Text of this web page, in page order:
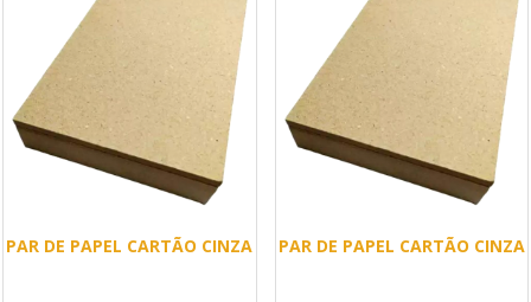
PAR DE PAPEL CARTÃO CINZA PAR DE PAPEL CARTÃO CINZA